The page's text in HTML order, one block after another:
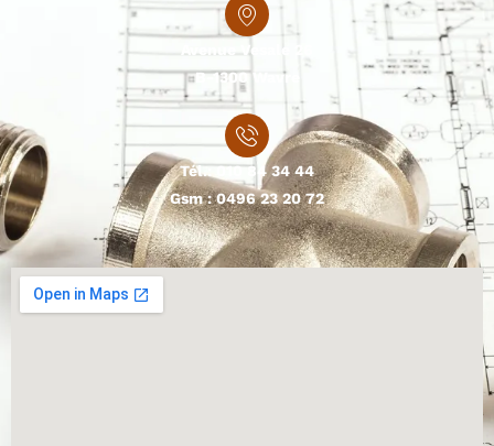
Avenue Vesale 26
B-1300 Wavre
Tél.:010 84 34 44
Gsm :0496 23 20 72